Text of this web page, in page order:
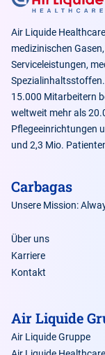
Air Liquide
medizinischen
Serviceleistungen,
15.000 Mitarbeitern
weltweit mehr als
Pflegeeinrichtungen
und 2,3 Mio.
Carbagas
Unsere Mission:
Über uns
Karriere
Kontakt
Air Liquide
Air Liquide Gruppe